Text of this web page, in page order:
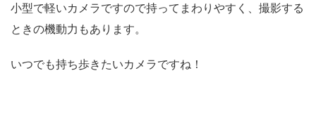
小型で軽いカメラですので持ってまわりやすく、撮影する
ときの機動力もあります。
いつでも持ち歩きたいカメラですね！